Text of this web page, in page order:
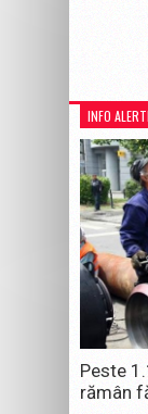
INFO
Peste
rămân